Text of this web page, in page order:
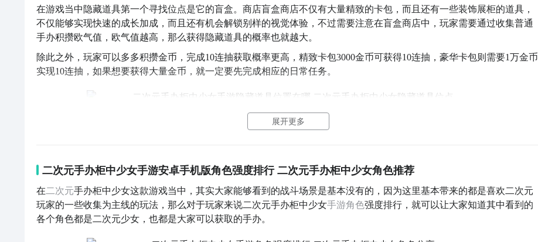
在游戏当中隐藏道具第一个寻找位点是它的盲盒。商店盲盒商店不仅有大量精致的卡包，而且还有一些装饰展柜的道具，
不仅能够实现快速的成长加成，而且还有机会解锁别样的视觉体验，不过需要注意在盲盒商店中，玩家需要通过收集普通
手办积攒欧气值，欧气值越高，那么获得隐藏道具的概率也就越大。
除此之外，玩家可以多多积攒金币，完成10连抽获取概率更高，精致卡包3000金币可获得10连抽，豪华卡包则需要1万金币
实现10连抽，如果想要获得大量金币，就一定要先完成相应的日常任务。
第二种获得方法可通过解锁途径来获得隐藏道具，游戏当中打造了40多种手办，每个手办都有自己的等级划分，从普通到
第三种方法针对于一些比较心急的玩家，小伙伴们可以攒够资金前往拍卖行，游戏当中拍卖行里有很多限定隐藏款式，如
星光限定边框、彩色玻璃门等等，而每一个稀有物品的竞拍价格都是非常之高的，普遍在1500金币到3万金币之间。
第四种方法就是前往黑市获取，小伙伴们可以在下方看到黑色的位点，小编也用红色方块为大家圈出来了，大家直接点击
展开更多
二次元手办柜中少女手游安卓手机版角色强度排行 二次元手办柜中少女角色推荐
在二次元手办柜中少女这款游戏当中，其实大家能够看到的战斗场景是基本没有的，因为这里基本带来的都是喜欢二次元
玩家的一些收集为主线的玩法，那么对于玩家来说二次元手办柜中少女手游角色强度排行，就可以让大家知道其中看到的
各个角色都是二次元少女，也都是大家可以获取的手办。